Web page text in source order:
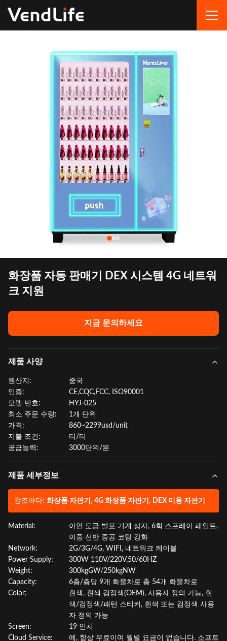
화장품 자동 판매기 DEX 시스템 4G 네트워
크 지원
지금 문의하세요
제품 사양
원산지:
중국
인증:
CE,CQC,FCC, ISO90001
모델 번호:
HYJ-025
최소 주문 수량:
1개 단위
가격:
860~2299usd/unit
지불 조건:
티/티
공급능력:
3000단위/분
제품 세부정보
강조하다: 화장품 자판기 , 4G 화장품 자판기 , DEX 미용 자판기
Material:
아연 도금 발포 기계 상자, 6회 스프레이 페인트,
이중 선반 중공 코팅 강화
Network:
2G/3G/4G, WIFI, 네트워크 케이블
Power Supply:
300W 110V/220V,50/60HZ
Weight:
300kgGW/250kgNW
Capacity:
6층/층당 9개 화물차로 총 54개 화물차로
Color:
흰색, 흰색 검정색(OEM), 사용자 정의 가능, 흰
색/검정색/패턴 스티커, 흰색 또는 검정색 사용
자 정의 가능
Screen:
19 인치
Cloud Service:
예, 항상 무료이며 월별 요금이 없습니다. 소프트